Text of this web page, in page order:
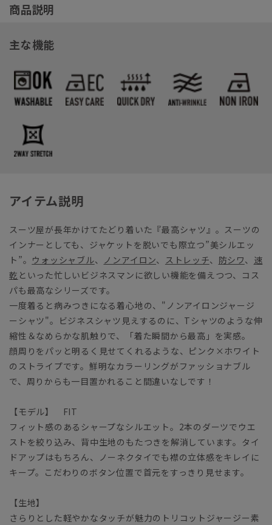
商品説明
主な機能
アイテム説明
スーツ屋が長年かけてたどり着いた『最高シャツ』。スーツの
インナーとしても、ジャケットを脱いでも際立つ”美シルエッ
ト”。 ウォッシャブル、 ノンアイロン、 ストレッチ、 防シワ、 速
乾 といった忙しいビジネスマンに欲しい機能を備えつつ、コス
パも最高なシリーズです。
一度着ると病みつきになる着心地の、"ノンアイロンジャージ
ーシャツ"。ビジネスシャツ見えするのに、Tシャツのような伸
縮性＆なめらかな肌触りで、「着た瞬間から最高」を実感。
顔周りをパッと明るく見せてくれるような、ピンク×ホワイト
のストライプです。鮮明なカラーリングがファッショナブル
で、周りからも一目置かれること間違いなしです！
【モデル】 FIT
フィット感のあるシャープなシルエット。2本のダーツでウエ
ストを絞り込み、背中生地のもたつきを解消しています。タイ
ドアップはもちろん、ノーネクタイでも襟の立体感をキレイに
キープ。こだわりのボタン位置で首元をすっきり見せます。
【生地】
さらりとした軽やかなタッチが魅力のトリコットジャージー素